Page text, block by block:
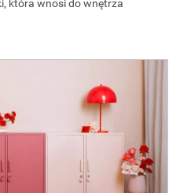
która wnosi do wnętrza